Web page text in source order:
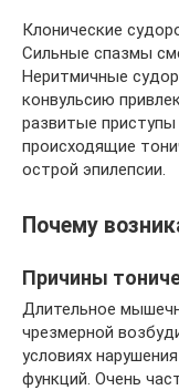
Клонические
Сильные спазмы
Неритмичные
конвульсию
развитые
происходящие
острой эпилепсии.
Почему
Причины
Длительное
чрезмерной
условиях
функций. Очень